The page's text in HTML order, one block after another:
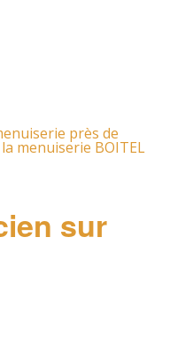
près de
menuiserie BOITEL
sur